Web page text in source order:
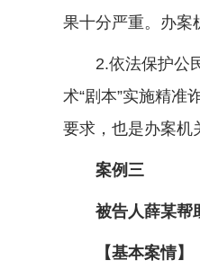
果十分严重。办案
2.依法保护公民
术“剧本”实施精准
要求，也是办案机
案例三
被告人薛某帮助
【基本案情】